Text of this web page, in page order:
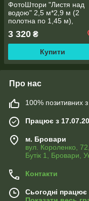
ФотоШтори "Листя над
водою" 2,5 м*2,9 м (2
полотна по 1,45 м),
тасьма
3 320 ₴
Купити
Про нас
100% позитивних з
Працює з
м. Бровари
вул. Короленко,
Бутік 1, Бровари,
Контакти
Сьогодні працює